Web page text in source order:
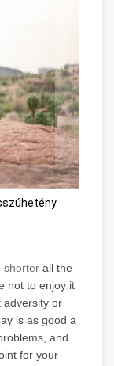
shorterall the
not to enjoy it
adversity or
is as good a
and
for your